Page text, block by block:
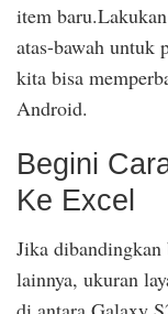
item
atas-bawah untuk
kita bisa
Android.
Begini
Ke Excel
Jika dibandingkan
lainnya, ukuran